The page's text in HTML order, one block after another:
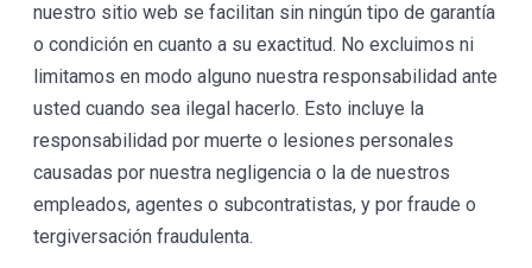
nuestro sitio web se facilitan sin ningún tipo de garantía
o condición en cuanto a su exactitud. No excluimos ni
limitamos en modo alguno nuestra responsabilidad ante
usted cuando sea ilegal hacerlo. Esto incluye la
responsabilidad por muerte o lesiones personales
causadas por nuestra negligencia o la de nuestros
empleados, agentes o subcontratistas, y por fraude o
tergiversación fraudulenta.